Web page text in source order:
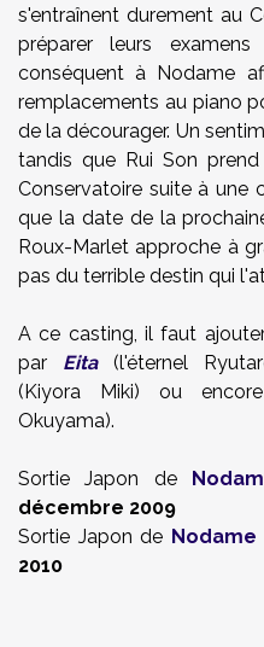
s'entraînent durement au
préparer leurs
conséquent à Nodame
remplacements au piano
de la décourager. Un
tandis que Rui Son
Conservatoire suite à une
que la date de la
Roux-Marlet approche à
pas du terrible destin qui
A ce casting, il faut
par Eita(l'éternel
(Kiyora Miki) ou
Okuyama).
Sortie Japon de
décembre 2009
Sortie Japon de Nodame
2010